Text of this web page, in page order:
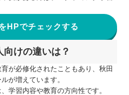
HPでチェックする
けの違いは？
が必修化されたこともあり、秋田
が増えています。
学習内容や教育の方向性です。